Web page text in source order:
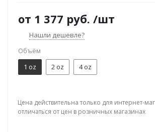
от 1 377 руб. /шт
Нашли дешевле?
Объём
1 oz
2 oz 4 oz
Цена действительна только для интернет-
отличаться от цен в розничных магазинах